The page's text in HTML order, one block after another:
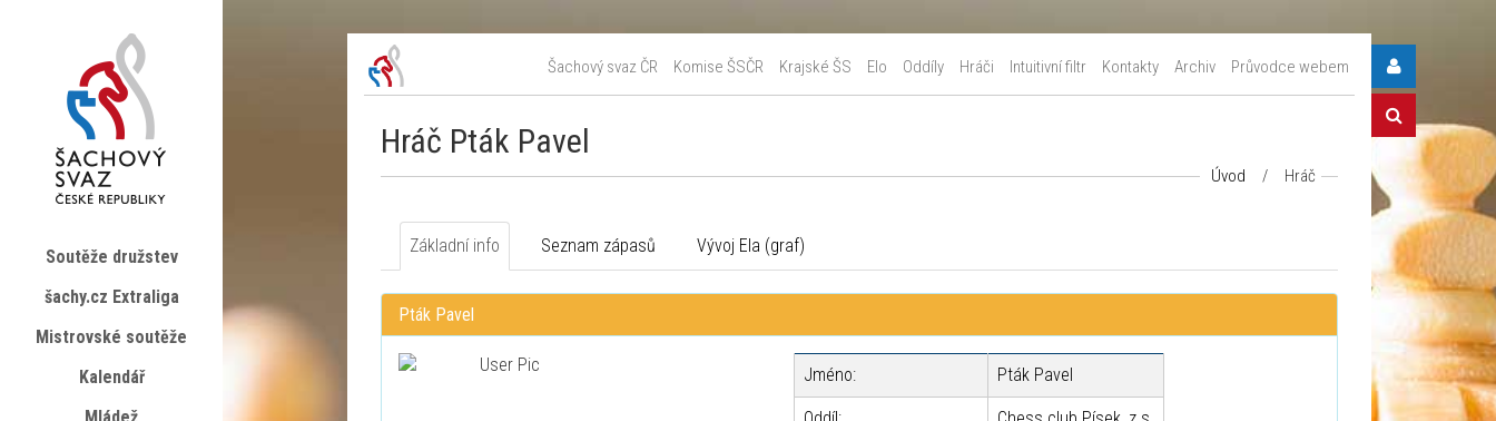
Šachový svaz ČR Komise ŠSČR Krajské ŠS Elo Oddíly Hráči Intuitivní filtr Kontakty Archiv Průvodce webem
Hráč Pták Pavel
Úvod / Hráč
Základní info Seznam zápasů Vývoj Ela (graf)
Pták Pavel
Jméno: Pták Pavel
Soutěže družstev
šachy.cz Extraliga
Mistrovské soutěže
Kalendář